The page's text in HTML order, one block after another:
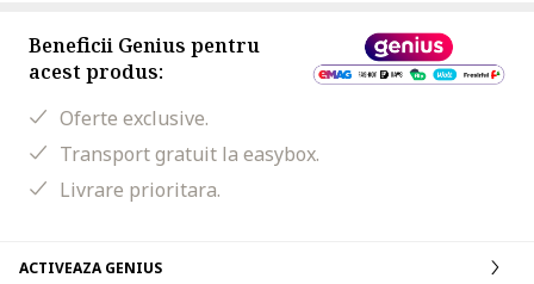
Beneficii Genius pentru
acest produs:
Oferte exclusive.
Transport gratuit la easybox.
Livrare prioritara.
ACTIVEAZA GENIUS